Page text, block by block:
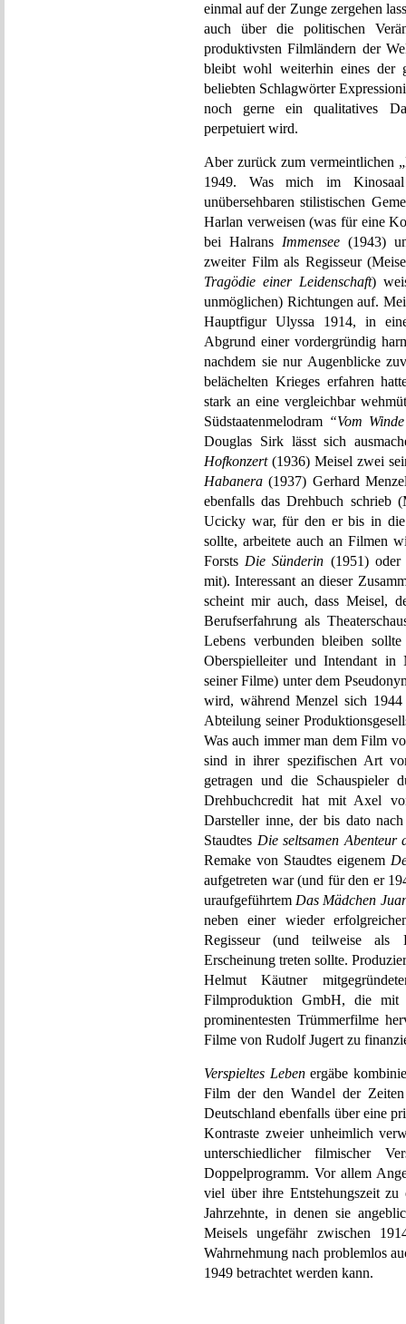
einmal auf der Zunge zergehen
auch über die politischen
produktivsten Filmländern der
bleibt wohl weiterhin eines der
beliebten Schlagwörter
noch gerne ein qualitatives
perpetuiert wird.
Aber zurück zum vermeintlichen
1949. Was mich im
unübersehbaren stilistischen
Harlan verweisen (was für eine
bei Halrans Immensee (1943)
zweiter Film als Regisseur
Tragödie einer Leidenschaft)
unmöglichen) Richtungen auf.
Hauptfigur Ulyssa 1914, in
Abgrund einer vordergründig
nachdem sie nur Augenblicke
belächelten Krieges erfahren
stark an eine vergleichbar
Südstaatenmelodram “Vom
Douglas Sirk lässt sich
Hofkonzert(1936) Meisel zwei
Habanera (1937) Gerhard
ebenfalls das Drehbuch schrieb
Ucicky war, für den er bis in die
sollte, arbeitete auch an Filmen
Forsts Die Sünderin (1951)
mit). Interessant an dieser
scheint mir auch, dass Meisel,
Berufserfahrung als
Lebens verbunden bleiben
Oberspielleiter und Intendant
seiner Filme) unter dem
wird, während Menzel sich
Abteilung seiner
Was auch immer man dem Film
sind in ihrer spezifischen Art
getragen und die Schauspieler
Drehbuchcredit hat mit Axel
Darsteller inne, der bis dato
Staudtes Die seltsamen
Remake von Staudtes eigenem
aufgetreten war (und für den er
uraufgeführtem Das Mädchen
neben einer wieder
Regisseur (und teilweise als
Erscheinung treten sollte.
Helmut Käutner
Filmproduktion GmbH, die
prominentesten Trümmerfilme
Filme von Rudolf Jugert zu
Verspieltes Lebenergäbe
Film der den Wandel der
Deutschland ebenfalls über eine
Kontraste zweier unheimlich
unterschiedlicher filmischer
Doppelprogramm. Vor allem
viel über ihre Entstehungszeit zu
Jahrzehnte, in denen sie
Meisels ungefähr zwischen
Wahrnehmung nach problemlos
1949 betrachtet werden kann.